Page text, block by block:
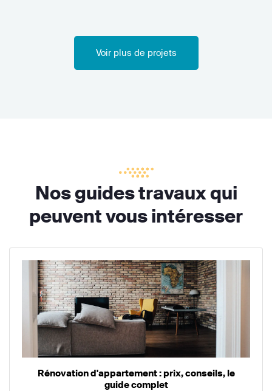
Voir plus de projets
Nos guides travaux qui
peuvent vous intéresser
Rénovation d'appartement : prix, conseils, le
guide complet